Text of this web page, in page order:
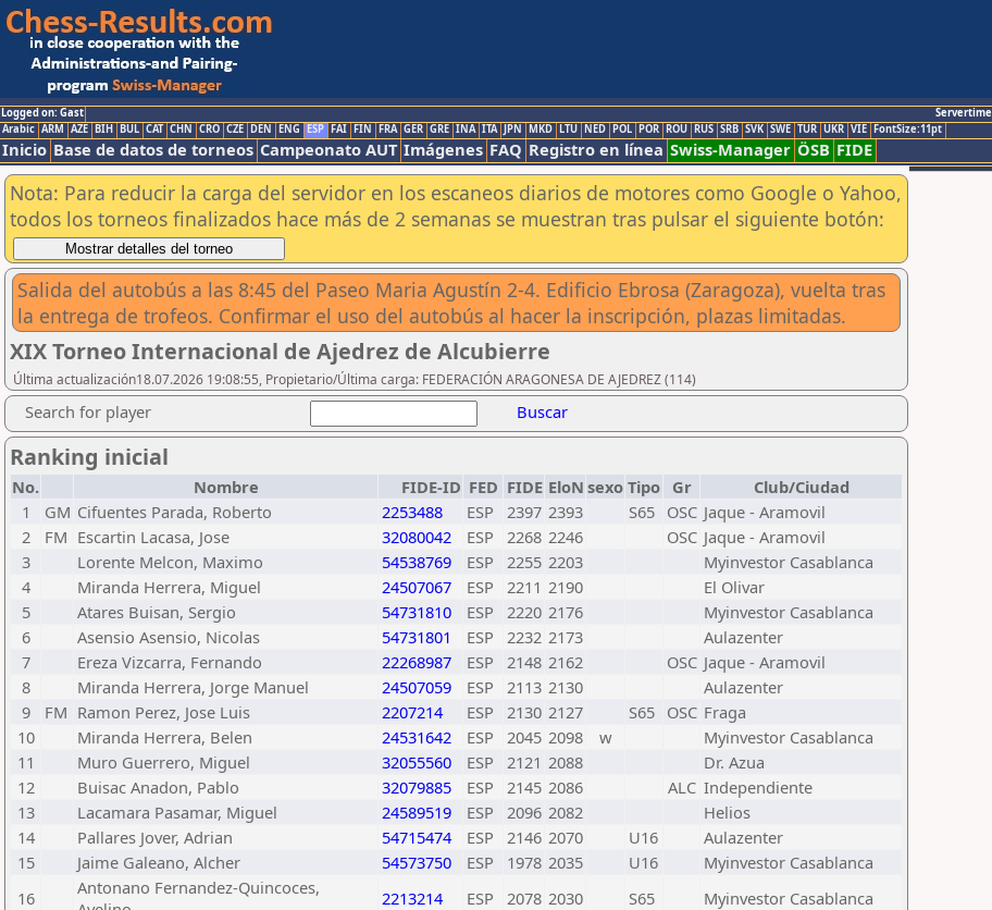
Logged on: Gast
Servertime
Arabic ARM AZE BIH BUL CAT CHN CRO CZE DEN ENG ESP FAI FIN FRA GER GRE INA ITA JPN MKD LTU NED POL POR ROU RUS SRB SVK SWE TUR UKR VIE FontSize:11pt
Inicio Base de datos de torneos Campeonato AUT Imágenes FAQ Registro en línea Swiss-Manager ÖSB FIDE
Nota: Para reducir la carga del servidor en los escaneos diarios de motores como Google o Yahoo,
todos los torneos finalizados hace más de 2 semanas se muestran tras pulsar el siguiente botón:
Salida del autobús a las 8:45 del Paseo Maria Agustín 2-4. Edificio Ebrosa (Zaragoza), vuelta tras
la entrega de trofeos. Confirmar el uso del autobús al hacer la inscripción, plazas limitadas.
XIX Torneo Internacional de Ajedrez de Alcubierre
Última actualización18.07.2026 19:08:55, Propietario/Última carga: FEDERACIÓN ARAGONESA DE AJEDREZ (114)
Search for player Buscar
Ranking inicial
No. Nombre FIDE-ID FED FIDE EloN sexo Tipo Gr
Club/Ciudad
1
GM Cifuentes Parada, Roberto 2253488 ESP 2397 2393 S65 OSC Jaque - Aramovil
2
FM Escartin Lacasa, Jose 32080042 ESP 2268 2246 OSC Jaque - Aramovil
3
Lorente Melcon, Maximo 54538769 ESP 2255 2203
Myinvestor Casablanca
4
Miranda Herrera, Miguel 24507067 ESP 2211 2190
El Olivar
5
Atares Buisan, Sergio 54731810 ESP 2220 2176
Myinvestor Casablanca
6
Asensio Asensio, Nicolas 54731801 ESP 2232 2173
Aulazenter
7
Ereza Vizcarra, Fernando 22268987 ESP 2148 2162 OSC Jaque - Aramovil
8
Miranda Herrera, Jorge Manuel 24507059 ESP 2113 2130
Aulazenter
9
FM Ramon Perez, Jose Luis 2207214 ESP 2130 2127 S65 OSC Fraga
10
Miranda Herrera, Belen 24531642 ESP 2045 2098 w
Myinvestor Casablanca
11
Muro Guerrero, Miguel 32055560 ESP 2121 2088
Dr. Azua
12
Buisac Anadon, Pablo 32079885 ESP 2145 2086 ALC Independiente
13
Lacamara Pasamar, Miguel 24589519 ESP 2096 2082
Helios
14
Pallares Jover, Adrian 54715474 ESP 2146 2070 U16
Aulazenter
15
Jaime Galeano, Alcher 54573750 ESP 1978 2035 U16
Myinvestor Casablanca
16
Antonano Fernandez-Quincoces,
2213214 ESP 2078 2030 S65
Myinvestor Casablanca